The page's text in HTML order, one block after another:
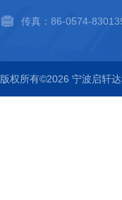
传真：86-0574-
版权所有©2026 宁波启轩